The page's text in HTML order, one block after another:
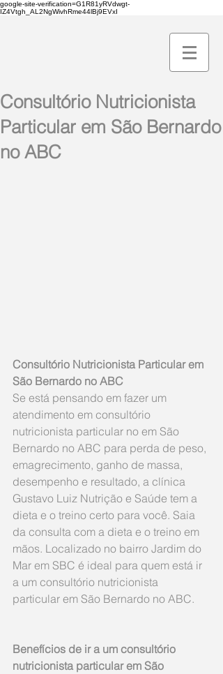
google-site-verification=G1R81yRVdwgt-
IZ4Vtgh_AL2NgWivhRme44lBj9EVxI
Consultório Nutricionista
Particular em São Bernardo
no ABC
Consultório Nutricionista Particular em
São Bernardo no ABC
Se está pensando em fazer um
atendimento em consultório
nutricionista particular no em São
Bernardo no ABC para perda de peso,
emagrecimento, ganho de massa,
desempenho e resultado, a clínica
Gustavo Luiz Nutrição e Saúde tem a
dieta e o treino certo para você. Saia
da consulta com a dieta e o treino em
mãos. Localizado no bairro Jardim do
Mar em SBC é ideal para quem está ir
a um consultório nutricionista
particular em São Bernardo no ABC.
Benefícios de ir a um consultório
nutricionista particular em São